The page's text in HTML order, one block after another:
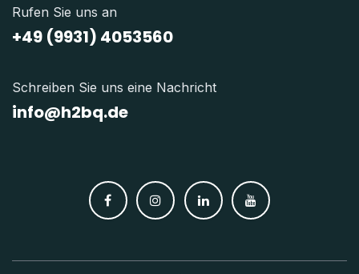
Rufen Sie uns an
+49 (9931) 4053560
Schreiben Sie uns eine Nachricht
info@h2bq.de